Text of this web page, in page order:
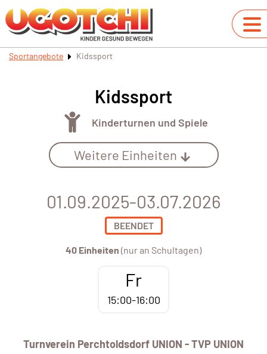
Sportangebote Kidssport
Kidssport
Kinderturnen und Spiele
Weitere Einheiten
01.09.2025-03.07.2026
BEENDET
40 Einheiten (nur an Schultagen)
Fr
15:00-16:00
Turnverein Perchtoldsdorf UNION - TVP UNION